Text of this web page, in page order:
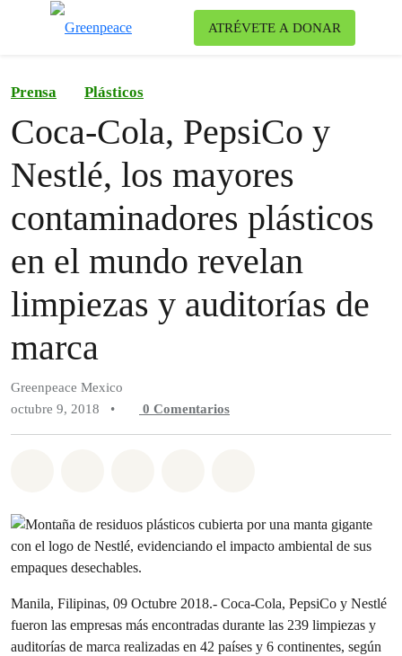
ATRÉVETE A DONAR
Prensa Plásticos
Coca-Cola, PepsiCo y
Nestlé, los mayores
contaminadores plásticos
en el mundo revelan
limpiezas y auditorías de
marca
Greenpeace Mexico
octubre 9, 2018
• 0 Comentarios
Manila, Filipinas, 09 Octubre 2018.- Coca-Cola, PepsiCo y Nestlé
fueron las empresas más encontradas durante las 239 limpiezas y
auditorías de marca realizadas en 42 países y 6 continentes, según